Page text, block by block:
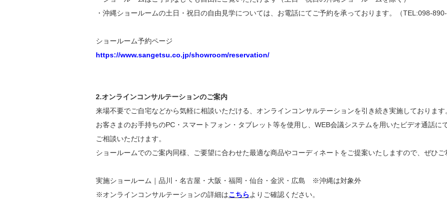
・沖縄ショールームの土日・祝日の自由見学については、お電話にてご予約を承っております。（TEL:098-890-
ショールーム予約ページ
https://www.sangetsu.co.jp/showroom/reservation/
2.オンラインコンサルテーションのご案内
来場不要でご自宅などから気軽に相談いただける、オンラインコンサルテーションを引き続き実施しております
お客さまのお手持ちのPC・スマートフォン・タブレット等を使用し、WEB会議システムを用いたビデオ通話に
ご相談いただけます。
ショールームでのご案内同様、ご要望に合わせた最適な商品やコーディネートをご提案いたしますので、ぜひご
実施ショールーム｜品川・名古屋・大阪・福岡・仙台・金沢・広島 ※沖縄は対象外
※オンラインコンサルテーションの詳細はこちらよりご確認ください。